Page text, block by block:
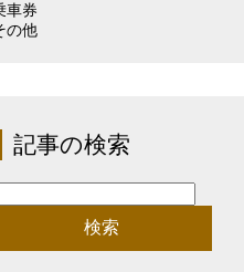
車券
の他
記事の検索
: